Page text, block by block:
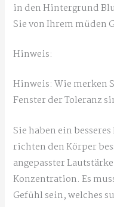
in den Hintergrund
Sie von Ihrem müden
Hinweis:
Hinweis: Wie merken
Fenster der Toleranz
Sie haben ein
richten den Körper
angepasster
Konzentration. Es
Gefühl sein, welches